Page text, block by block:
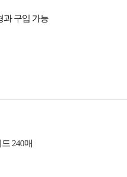
과 구입 가능
240매